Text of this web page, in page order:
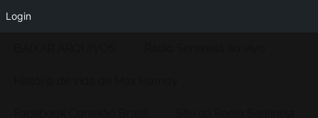
Login